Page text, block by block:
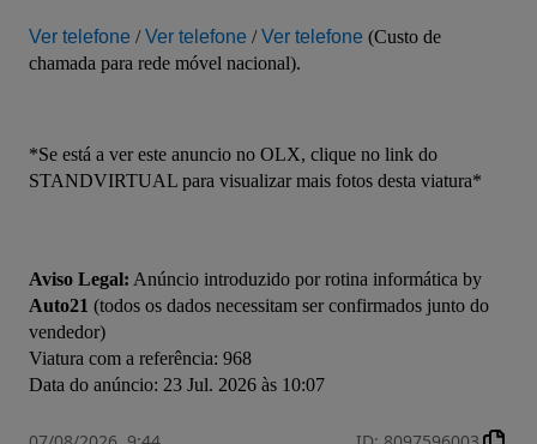
Ver telefone / Ver telefone / Ver telefone (Custo de
chamada para rede móvel nacional).
*Se está a ver este anuncio no OLX, clique no link do
STANDVIRTUAL para visualizar mais fotos desta viatura*
Aviso Legal:
Auto21 (todos os dados necessitam ser confirmados junto do
vendedor)
Viatura com a referência: 968
Data do anúncio: 23 Jul. 2026 às 10:07